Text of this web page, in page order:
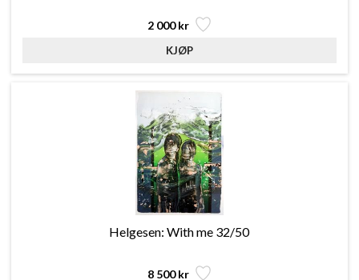
2 000 kr
Helgesen: With me 32/50
8 500 kr